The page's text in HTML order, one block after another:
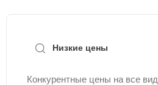
Низкие цены
Конкурентные цены на все